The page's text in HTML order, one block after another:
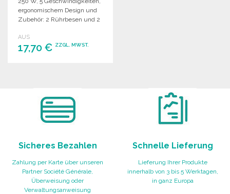
ergonomischem Design und
Zubehör: 2 Rührbesen und 2
14,5 cm.
AUS
17,70 € ZZGL. MWST.
Sicheres Bezahlen
Zahlung per Karte über unseren
Partner Société Générale,
Überweisung oder
Verwaltungsanweisung
Schnelle Lieferung
Lieferung Ihrer Produkte
innerhalb von 3 bis 5 Werktagen,
in ganz Europa